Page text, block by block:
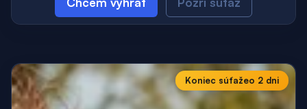
Koniec súťažeo 2 dni